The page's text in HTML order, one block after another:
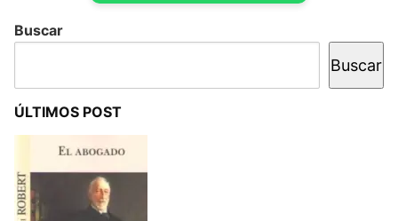
Buscar
Buscar
ÚLTIMOS POST